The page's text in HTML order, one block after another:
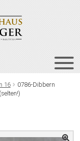
16
0786-Dibbern